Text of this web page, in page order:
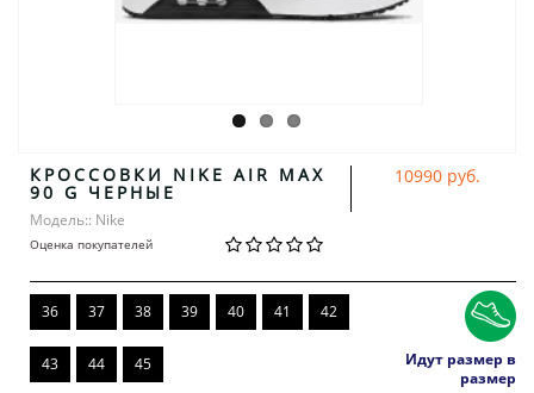
КРОССОВКИ NIKE AIR MAX
90 G ЧЕРНЫЕ
Модель:: Nike
Оценка покупателей
10990 руб.
36 37 38 39 40 41 42
43 44 45
Идут размер в
размер